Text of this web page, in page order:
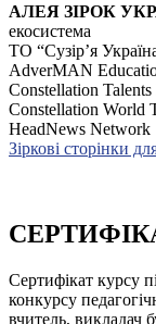
АЛЕЯ ЗІРОК
екосистема
ТО “Сузір’я
AdverMAN
Constellation Talents
Constellation World
HeadNews Network
Зіркові сторінки
Сертифікат курсу
конкурсу
вчитель, викладач